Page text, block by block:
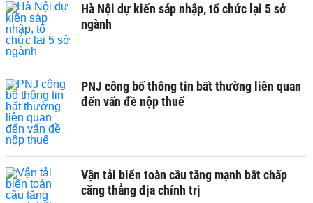
Hà Nội dự kiến sáp nhập, tổ chức lại 5 sở
ngành
PNJ công bố thông tin bất thường liên quan
đến vấn đề nộp thuế
Vận tải biển toàn cầu tăng mạnh bất chấp
căng thẳng địa chính trị